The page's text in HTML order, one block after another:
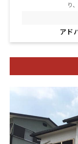
り
アド